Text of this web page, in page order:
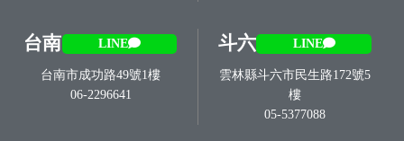
台南 LINE
台南市成功路49號1樓
06-2296641
斗六 LINE
雲林縣斗六市民生路172號5
樓
05-5377088